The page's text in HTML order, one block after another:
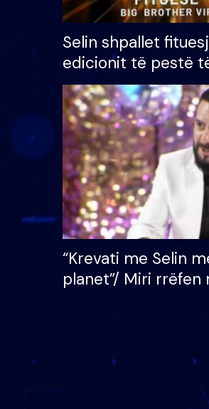
Selin shpallet
edicionit të pestë
Brother VIP,
çmimin e madh
mijë eurosh
“Krevati me Selin
planet”/ Miri
mungojë zilja e